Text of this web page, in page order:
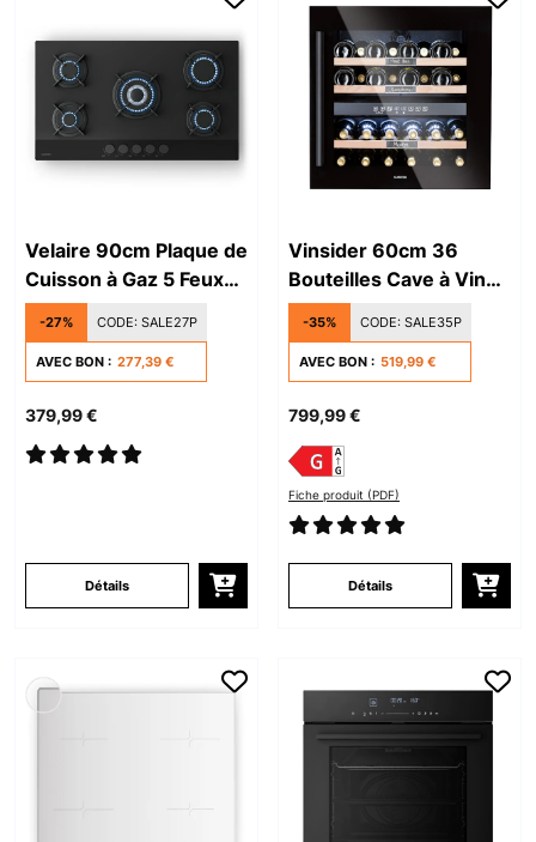
Velaire 90cm Plaque de
Cuisson à Gaz 5 Feux
Noir
-27% CODE: SALE27P
AVEC BON : 277,39 €
379,99 €
Détails
Vinsider 60cm 36
Bouteilles Cave à Vin
Encastrable 2 Zones
Noir
-35% CODE: SALE35P
AVEC BON : 519,99 €
799,99 €
Fiche produit (PDF)
Détails